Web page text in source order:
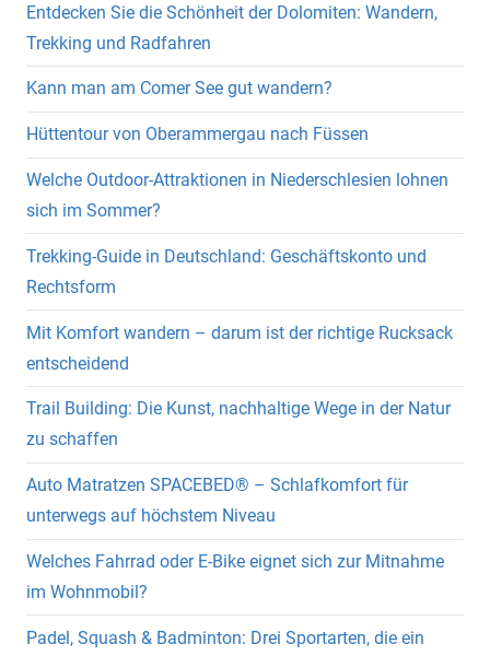
Entdecken Sie die Schönheit der Dolomiten: Wandern,
Trekking und Radfahren
Kann man am Comer See gut wandern?
Hüttentour von Oberammergau nach Füssen
Welche Outdoor-Attraktionen in Niederschlesien lohnen
sich im Sommer?
Trekking-Guide in Deutschland: Geschäftskonto und
Rechtsform
Mit Komfort wandern – darum ist der richtige Rucksack
entscheidend
Trail Building: Die Kunst, nachhaltige Wege in der Natur
zu schaffen
Auto Matratzen SPACEBED® – Schlafkomfort für
unterwegs auf höchstem Niveau
Welches Fahrrad oder E-Bike eignet sich zur Mitnahme
im Wohnmobil?
Padel, Squash & Badminton: Drei Sportarten, die ein